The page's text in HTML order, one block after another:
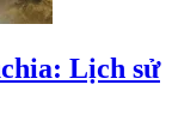
Lịch sử